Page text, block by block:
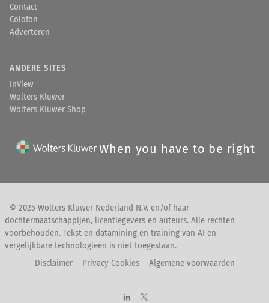
Contact
Colofon
Adverteren
ANDERE SITES
InView
Wolters Kluwer
Wolters Kluwer Shop
When you have to be right
© 2025 Wolters Kluwer Nederland N.V. en/of haar
dochtermaatschappijen, licentiegevers en auteurs. Alle rechten
voorbehouden. Tekst en datamining en training van AI en
vergelijkbare technologieën is niet toegestaan.
Disclaimer
Privacy Cookies Algemene voorwaarden